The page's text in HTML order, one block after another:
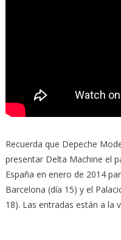
Recuerda que Depeche
presentar Delta Machine el
España en enero de 2014
Barcelona (día 15) y el
18). Las entradas están a la